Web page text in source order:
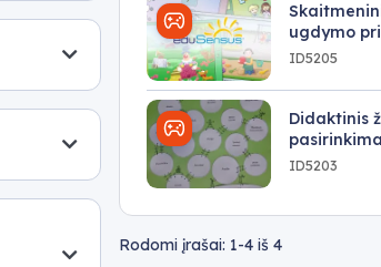
ugdymo
„EduSensus“
ID5205
Didaktinis
etikos
ID5203
Rodomi įrašai: 1-4 iš 4